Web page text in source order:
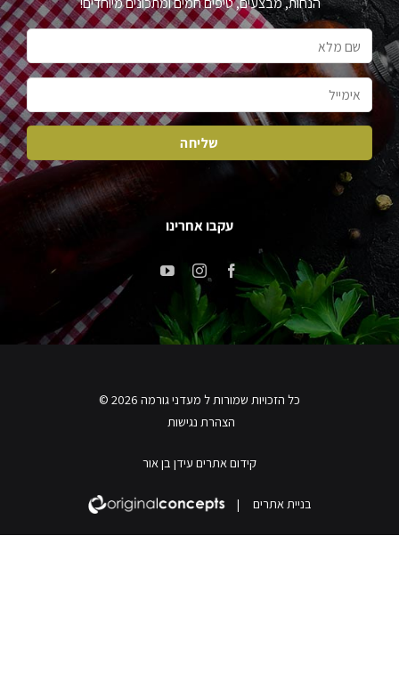
עקבו אחרינו
כל הזכויות שמורות ל מעדני גורמה 2026 ©
הצהרת נגישות
קידום אתרים עידן בן אור
בניית אתרים |